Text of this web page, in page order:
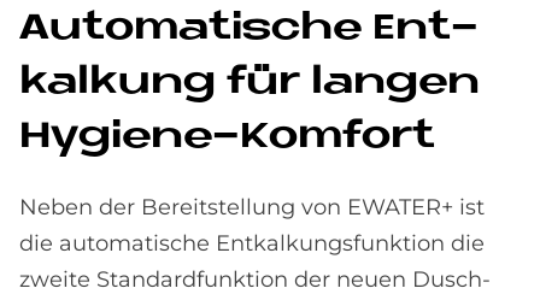
Au­to­ma­ti­sche Ent­
kal­kung für lan­gen
Hy­gie­ne-Kom­fort
Neben der Bereitstellung von EWATER+ ist
die automatische Entkalkungsfunktion die
zweite Standardfunktion der neuen Dusch-